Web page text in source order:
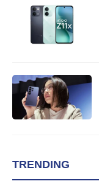
TRENDING